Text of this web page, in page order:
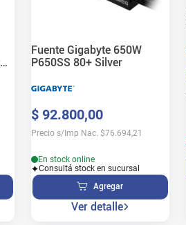
Fuente Gigabyte 650W
P650SS 80+ Silver
$ 92.800,00
Precio s/Imp Nac. $76.694,21
En stock online
Consultá stock en sucursal
Agregar
Ver detalle